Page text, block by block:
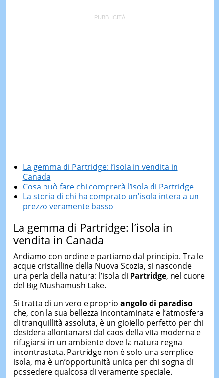
La gemma di Partridge: l’isola in vendita in
Canada
Cosa può fare chi comprerà l’isola di Partridge
La storia di chi ha comprato un'isola intera a un
prezzo veramente basso
La gemma di Partridge: l’isola in
vendita in Canada
Andiamo con ordine e partiamo dal principio. Tra le
acque cristalline della Nuova Scozia, si nasconde
una perla della natura: l’isola di Partridge, nel cuore
del Big Mushamush Lake.
Si tratta di un vero e proprio angolo di paradiso
che, con la sua bellezza incontaminata e l’atmosfera
di tranquillità assoluta, è un gioiello perfetto per chi
desidera allontanarsi dal caos della vita moderna e
rifugiarsi in un ambiente dove la natura regna
incontrastata. Partridge non è solo una semplice
isola, ma è un’opportunità unica per chi sogna di
possedere qualcosa di veramente speciale.